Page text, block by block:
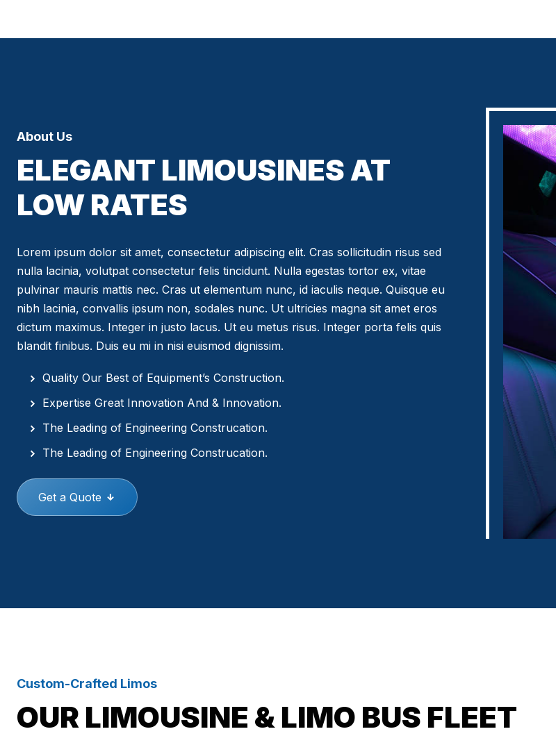
About Us
ELEGANT LIMOUSINES AT
LOW RATES
Lorem ipsum dolor sit amet, consectetur adipiscing elit. Cras sollicitudin risus sed
nulla lacinia, volutpat consectetur felis tincidunt. Nulla egestas tortor ex, vitae
pulvinar mauris mattis nec. Cras ut elementum nunc, id iaculis neque. Quisque eu
nibh lacinia, convallis ipsum non, sodales nunc. Ut ultricies magna sit amet eros
dictum maximus. Integer in justo lacus. Ut eu metus risus. Integer porta felis quis
blandit finibus. Duis eu mi in nisi euismod dignissim.
Quality Our Best of Equipment’s Construction.
Expertise Great Innovation And & Innovation.
The Leading of Engineering Construcation.
The Leading of Engineering Construcation.
Get a Quote
Custom-Crafted Limos
OUR LIMOUSINE & LIMO BUS FLEET